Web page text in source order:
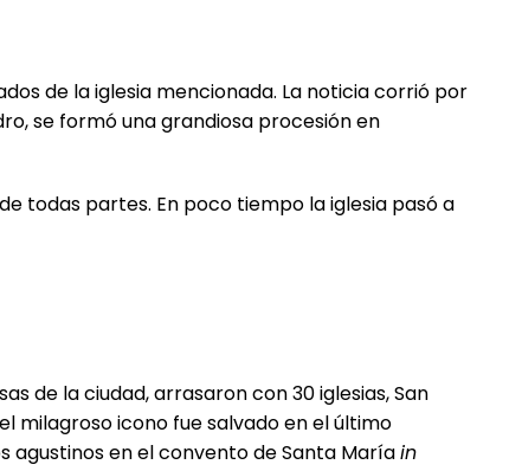
de la iglesia mencionada. La noticia corrió por
se formó una grandiosa procesión en
todas partes. En poco tiempo la iglesia pasó a
de la ciudad, arrasaron con 30 iglesias, San
milagroso icono fue salvado en el último
agustinos en el convento de Santa Maríain